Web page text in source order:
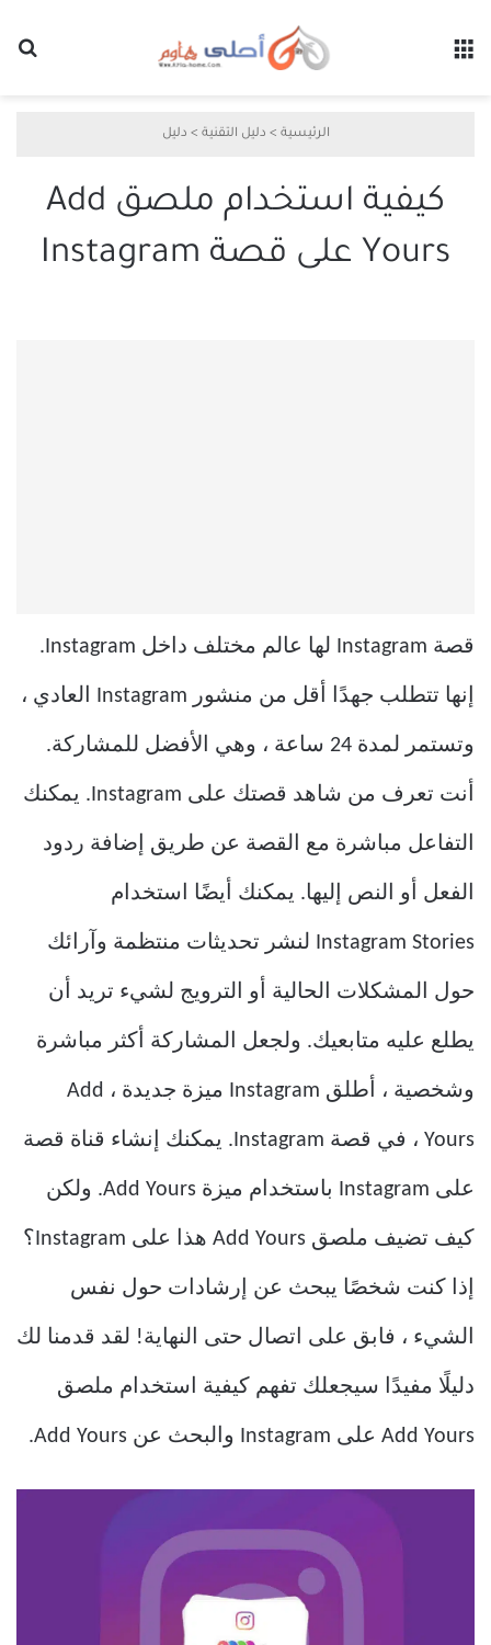
الرئيسية > دليل التقنية > دليل
كيفية استخدام ملصق Add
Yours على قصة Instagram
قصة Instagram لها عالم مختلف داخل Instagram.
إنها تتطلب جهدًا أقل من منشور Instagram العادي ،
وتستمر لمدة 24 ساعة ، وهي الأفضل للمشاركة.
أنت تعرف من شاهد قصتك على Instagram. يمكنك
التفاعل مباشرة مع القصة عن طريق إضافة ردود
الفعل أو النص إليها. يمكنك أيضًا استخدام
Instagram Stories لنشر تحديثات منتظمة وآرائك
حول المشكلات الحالية أو الترويج لشيء تريد أن
يطلع عليه متابعيك. ولجعل المشاركة أكثر مباشرة
وشخصية ، أطلق Instagram ميزة جديدة ، Add
Yours ، في قصة Instagram. يمكنك إنشاء قناة قصة
على Instagram باستخدام ميزة Add Yours. ولكن
كيف تضيف ملصق Add Yours هذا على Instagram؟
إذا كنت شخصًا يبحث عن إرشادات حول نفس
الشيء ، فابق على اتصال حتى النهاية! لقد قدمنا ​​لك
دليلًا مفيدًا سيجعلك تفهم كيفية استخدام ملصق
Add Yours على Instagram والبحث عن Add Yours.